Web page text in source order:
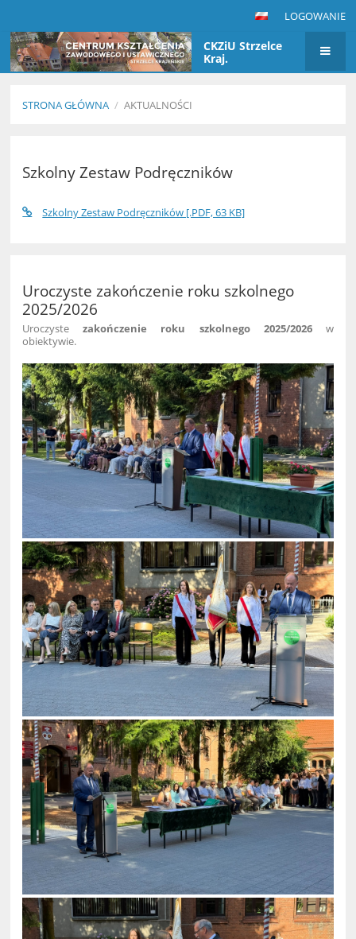
LOGOWANIE
CKZiU Strzelce
Kraj.
STRONA GŁÓWNA / AKTUALNOŚCI
Szkolny Zestaw Podręczników
Szkolny Zestaw Podręczników [.PDF, 63 KB]
Uroczyste zakończenie roku szkolnego
2025/2026
Uroczystezakończenie roku szkolnego 2025/2026w
obiektywie.